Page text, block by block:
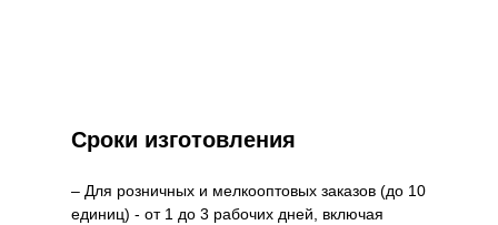
– Для розничных и мелкооптовых заказов (до 10
единиц) - от 1 до 3 рабочих дней, включая
Сроки изготовления